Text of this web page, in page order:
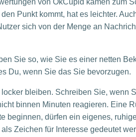
Punkt kommt, hat es leichter.
sich von der Menge an
Sie so, wie Sie es einer netten
Du, wenn Sie das Sie bevorzugen.
bleiben. Schreiben Sie, wenn
binnen Minuten reagieren. Eine
beginnen, dürfen ein eigenes,
Zeichen für Interesse gedeutet